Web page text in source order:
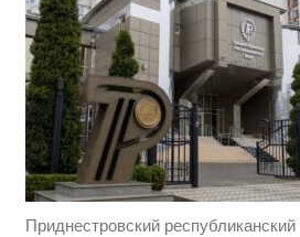
ПриднестровскийРолик длится несколько